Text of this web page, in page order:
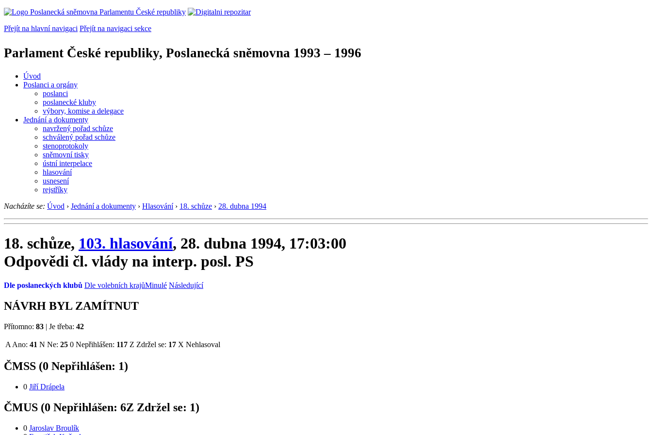
Přejít na hlavní navigaci Přejít na navigaci sekce
Parlament České republiky, Poslanecká sněmovna 1993 – 1996
Úvod
Poslanci a orgány
poslanci
poslanecké kluby
výbory, komise a delegace
Jednání a dokumenty
navržený pořad schůze
schválený pořad schůze
stenoprotokoly
sněmovní tisky
ústní interpelace
hlasování
usnesení
rejstříky
Nacházíte se: Úvod › Jednání a dokumenty › Hlasování › 18. schůze › 28. dubna 1994
18. schůze, 103. hlasování, 28. dubna 1994, 17:03:00
Odpovědi čl. vlády na interp. posl. PS
Dle poslaneckých klubů Dle volebních krajůMinulé Následující
NÁVRH BYL ZAMÍTNUT
Přítomno: 83 | Je třeba: 42
A Ano: 41 N Ne: 25 0 Nepřihlášen: 117 Z Zdržel se: 17 X Nehlasoval
ČMSS (0 Nepřihlášen: 1)
0 Jiří Drápela
ČMUS (0 Nepřihlášen: 6Z Zdržel se: 1)
0 Jaroslav Broulík